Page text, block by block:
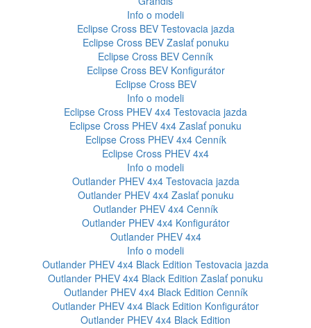
Info o modeli
Eclipse Cross BEV Testovacia jazda
Eclipse Cross BEV Zaslať ponuku
Eclipse Cross BEV Cenník
Eclipse Cross BEV Konfigurátor
Eclipse Cross BEV
Info o modeli
Eclipse Cross PHEV 4x4 Testovacia jazda
Eclipse Cross PHEV 4x4 Zaslať ponuku
Eclipse Cross PHEV 4x4 Cenník
Eclipse Cross PHEV 4x4
Info o modeli
Outlander PHEV 4x4 Testovacia jazda
Outlander PHEV 4x4 Zaslať ponuku
Outlander PHEV 4x4 Cenník
Outlander PHEV 4x4 Konfigurátor
Outlander PHEV 4x4
Info o modeli
Outlander PHEV 4x4 Black Edition Testovacia jazda
Outlander PHEV 4x4 Black Edition Zaslať ponuku
Outlander PHEV 4x4 Black Edition Cenník
Outlander PHEV 4x4 Black Edition Konfigurátor
Outlander PHEV 4x4 Black Edition